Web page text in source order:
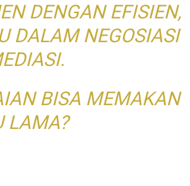
DENGAN EFISIEN,
DALAM NEGOSIASI
BISA MEMAKAN
LAMA?